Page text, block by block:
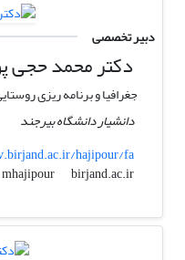
دبیر تخصصی
دکتر محمد حجی
جغرافیا و برنامه ریزی
دانشیار دانشگاه بیرجند
hajipour/fa
mhajipour
birjand.ac.ir